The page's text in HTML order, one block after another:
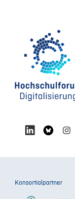
Konsortialpartner